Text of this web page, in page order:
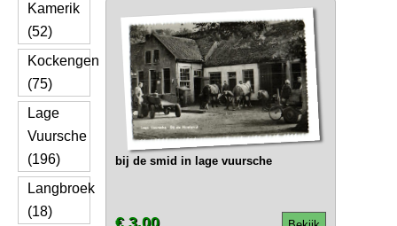
Kamerik
(52)
Kockengen
(75)
Lage
Vuursche
(196)
Langbroek
(18)
bij de smid in lage vuursche
€ 3,00